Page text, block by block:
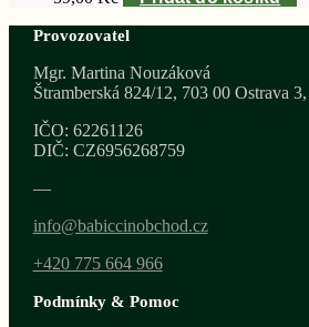
Provozovatel
Mgr. Martina Nouzáková
Štramberská 824/12, 703 00 Ostrava
IČO: 62261126
DIČ: CZ6956268759
—
info@babiccinobchod.cz
+420 775 664 966
Podmínky & Pomoc